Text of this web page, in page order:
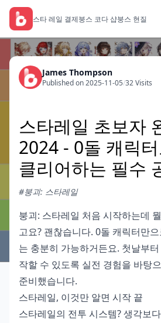
스타 레일 결제붕스 코다 샵붕스 현질
James Thompson
Published on 2025-11-05/32 Visits
스타레일 초보자
2024 - 0돌 캐릭
클리어하는 필수
#붕괴: 스타레일
붕괴: 스타레일 처음 시작하는데
고요? 괜찮습니다. 0돌 캐릭터만
는 충분히 가능하거든요. 첫날부
작할 수 있도록 실전 경험을 바탕
준비했습니다.
스타레일, 이것만 알면 시작 끝
스타레일의 전투 시스템? 생각보